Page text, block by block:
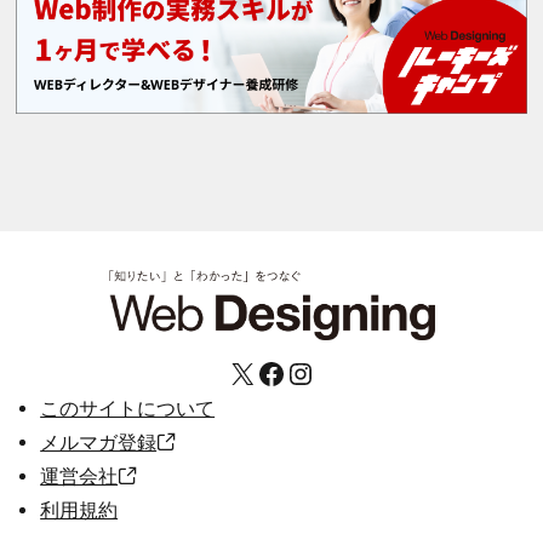
X Facebook Instagram
このサイトについて
メルマガ登録
運営会社
利用規約